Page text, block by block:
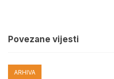
Povezane vijesti
ARHIVA